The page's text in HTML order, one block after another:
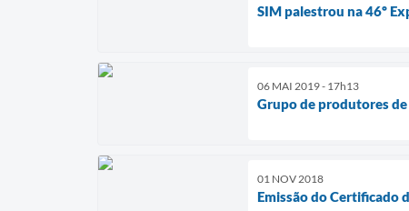
SIM palestrou na 46º
06 MAI 2019 - 17h13
Grupo de produtores
01 NOV 2018
Emissão do Certificado